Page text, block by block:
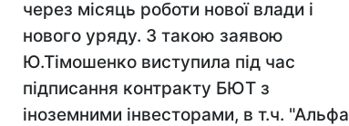
через місяць роботи нової влади і
нового уряду. З такою заявою
Ю.Тімошенко виступила під час
підписання контракту БЮТ з
іноземними інвесторами, в т.ч. "Альфа